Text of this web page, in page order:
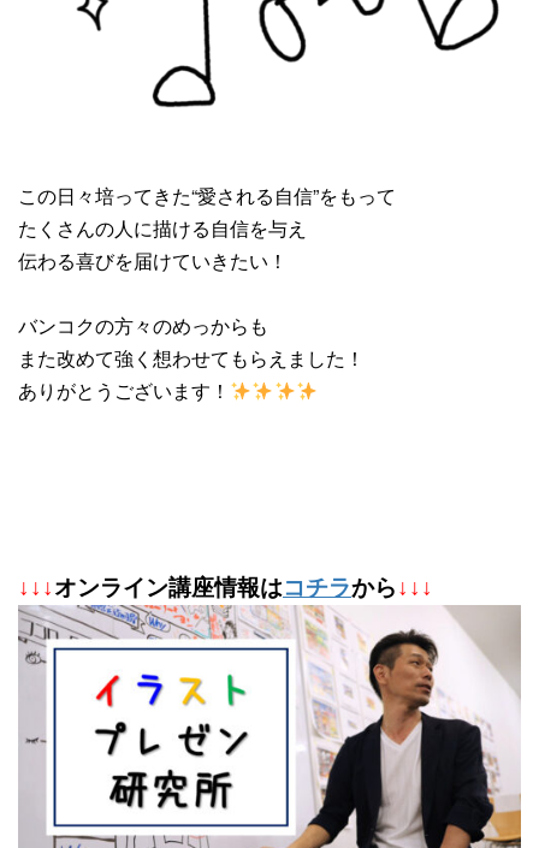
この日々培ってきた“愛される自信”をもって
たくさんの人に描ける自信を与え
伝わる喜びを届けていきたい！
バンコクの方々のめっからも
また改めて強く想わせてもらえました！
ありがとうございます！
↓ ↓ ↓オンライン講座情報はコチラから↓↓↓